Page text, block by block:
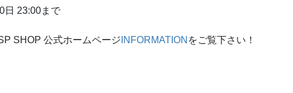
日 23:00まで
SHOP 公式ホームページ INFORMATION をご覧下さい！